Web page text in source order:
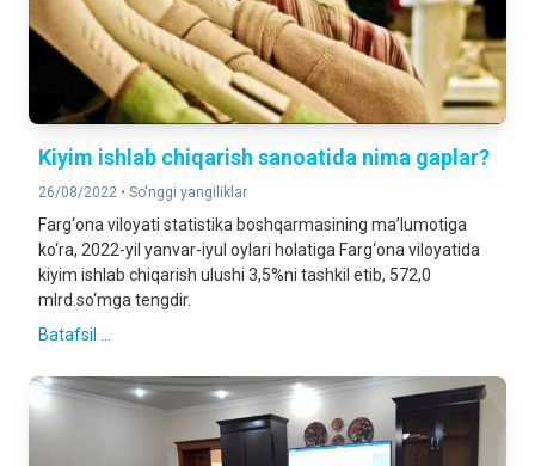
Kiyim ishlab chiqarish sanoatida nima gaplar?
26/08/2022 • So'nggi yangiliklar
Farg‘ona viloyati statistika boshqarmasining ma’lumotiga
ko‘ra, 2022-yil yanvar-iyul oylari holatiga Farg‘ona viloyatida
kiyim ishlab chiqarish ulushi 3,5%ni tashkil etib, 572,0
mlrd.so‘mga tengdir.
Batafsil ...